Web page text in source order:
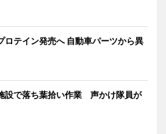
ロテイン発売へ 自動車パーツから異
設で落ち葉拾い作業 声かけ隊員が